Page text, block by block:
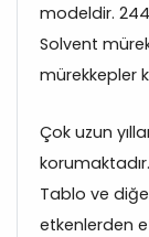
modeldir.
Solvent
mürekkepler
Çok uzun
Tablo ve
etkenlerden